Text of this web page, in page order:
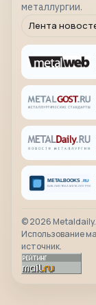
металлургии.
Лента
©2026
Использование
источник.